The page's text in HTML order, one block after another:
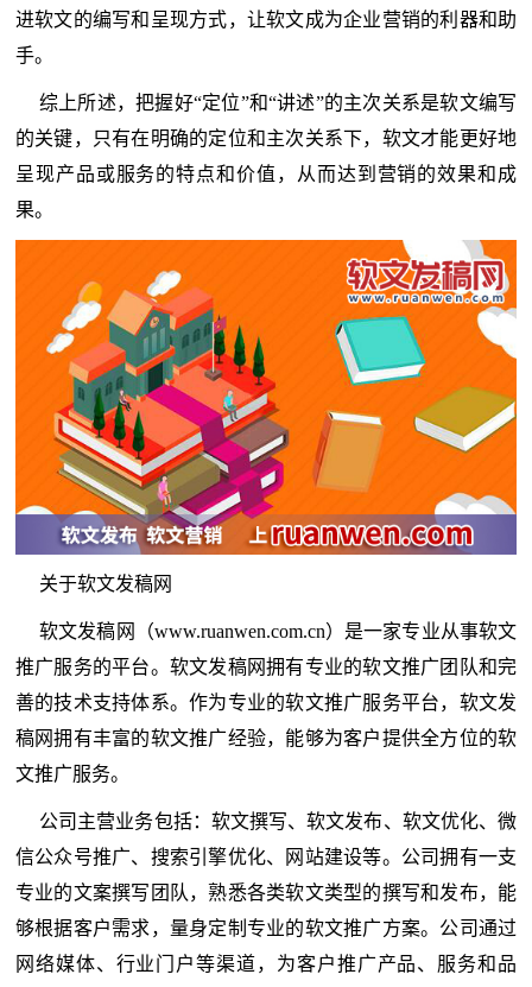
进软文的编写和呈现方式，让软文成为企业营销的利器和助
手。
综上所述，把握好“定位”和“讲述”的主次关系是软文编写
的关键，只有在明确的定位和主次关系下，软文才能更好地
呈现产品或服务的特点和价值，从而达到营销的效果和成
果。
关于软文发稿网
软文发稿网（www.ruanwen.com.cn）是一家专业从事软文
推广服务的平台。软文发稿网拥有专业的软文推广团队和完
善的技术支持体系。作为专业的软文推广服务平台，软文发
稿网拥有丰富的软文推广经验，能够为客户提供全方位的软
文推广服务。
公司主营业务包括：软文撰写、软文发布、软文优化、微
信公众号推广、搜索引擎优化、网站建设等。公司拥有一支
专业的文案撰写团队，熟悉各类软文类型的撰写和发布，能
够根据客户需求，量身定制专业的软文推广方案。公司通过
网络媒体、行业门户等渠道，为客户推广产品、服务和品